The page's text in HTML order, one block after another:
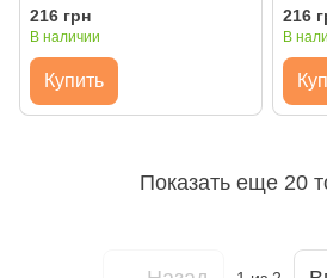
Gallery
216 грн
В наличии
Купить
ROSA
216
В
Показать еще 20